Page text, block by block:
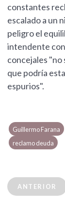
constantes
escalado a un
peligro el
intendente
concejales "no
que podría
espurios".
Guillermo Farana
reclamo deuda
ANTERIOR